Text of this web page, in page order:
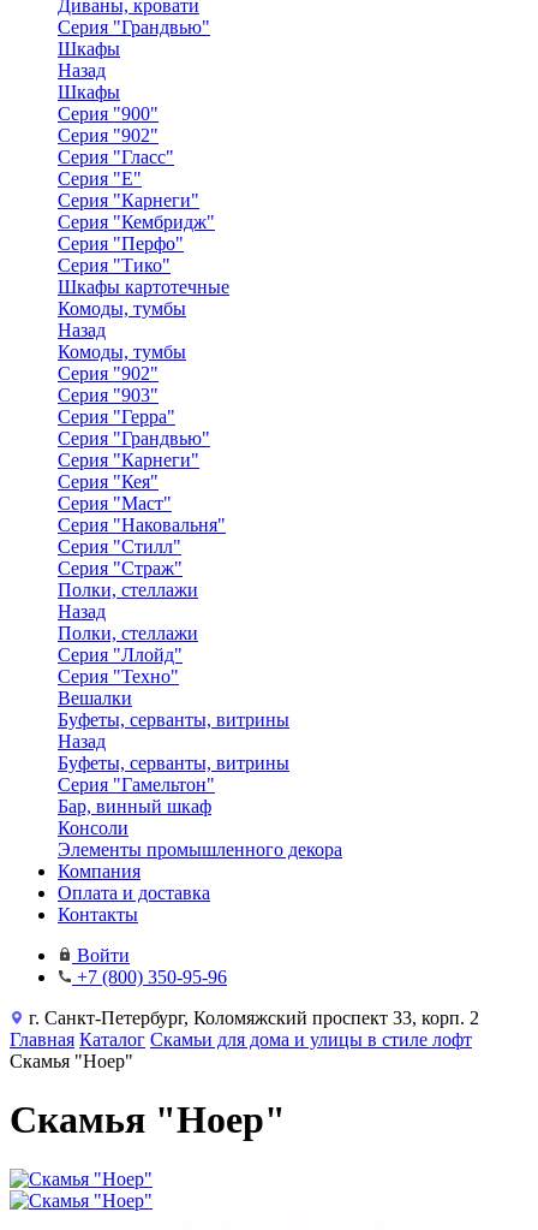
Диваны, кровати
Серия "Грандвью"
Шкафы
Назад
Шкафы
Серия "900"
Серия "902"
Серия "Гласс"
Серия "Е"
Серия "Карнеги"
Серия "Кембридж"
Серия "Перфо"
Серия "Тико"
Шкафы картотечные
Комоды, тумбы
Назад
Комоды, тумбы
Серия "902"
Серия "903"
Серия "Герра"
Серия "Грандвью"
Серия "Карнеги"
Серия "Кея"
Серия "Маст"
Серия "Наковальня"
Серия "Стилл"
Серия "Страж"
Полки, стеллажи
Назад
Полки, стеллажи
Серия "Ллойд"
Серия "Техно"
Вешалки
Буфеты, серванты, витрины
Назад
Буфеты, серванты, витрины
Серия "Гамельтон"
Бар, винный шкаф
Консоли
Элементы промышленного декора
Компания
Оплата и доставка
Контакты
Войти
+7 (800) 350-95-96
г. Санкт-Петербург, Коломяжский проспект 33, корп. 2
Главная Каталог Скамьи для дома и улицы в стиле лофт
Скамья "Ноер"
Скамья "Ноер"